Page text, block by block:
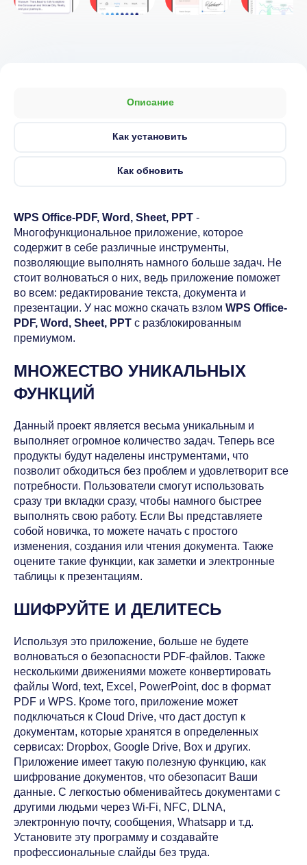
Описание
Как установить
Как обновить
WPS Office-PDF, Word, Sheet, PPT -
Многофункциональное приложение, которое
содержит в себе различные инструменты,
позволяющие выполнять намного больше задач. Не
стоит волноваться о них, ведь приложение поможет
во всем: редактирование текста, документа и
презентации. У нас можно скачать взлом WPS Office-
PDF, Word, Sheet, PPT с разблокированным
премиумом.
МНОЖЕСТВО УНИКАЛЬНЫХ
ФУНКЦИЙ
Данный проект является весьма уникальным и
выполняет огромное количество задач. Теперь все
продукты будут наделены инструментами, что
позволит обходиться без проблем и удовлетворит все
потребности. Пользователи смогут использовать
сразу три вкладки сразу, чтобы намного быстрее
выполнять свою работу. Если Вы представляете
собой новичка, то можете начать с простого
изменения, создания или чтения документа. Также
оцените такие функции, как заметки и электронные
таблицы к презентациям.
ШИФРУЙТЕ И ДЕЛИТЕСЬ
Используя это приложение, больше не будете
волноваться о безопасности PDF-файлов. Также
несколькими движениями можете конвертировать
файлы Word, text, Excel, PowerPoint, doc в формат
PDF и WPS. Кроме того, приложение может
подключаться к Cloud Drive, что даст доступ к
документам, которые хранятся в определенных
сервисах: Dropbox, Google Drive, Box и других.
Приложение имеет такую полезную функцию, как
шифрование документов, что обезопасит Ваши
данные. С легкостью обменивайтесь документами с
другими людьми через Wi-Fi, NFC, DLNA,
электронную почту, сообщения, Whatsapp и т.д.
Установите эту программу и создавайте
профессиональные слайды без труда.